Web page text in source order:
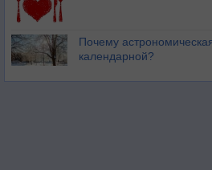
Почему
календарной?